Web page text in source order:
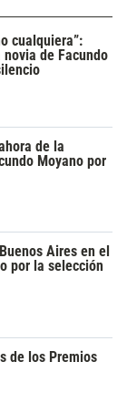
cualquiera”:
de Facundo
de la
Moyano por
Aires en el
por la selección
de los Premios